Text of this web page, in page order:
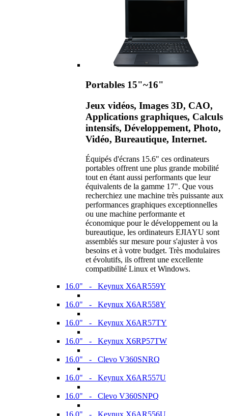
Portables 15"~16"
Jeux vidéos, Images 3D, CAO,
Applications graphiques, Calculs
intensifs, Développement, Photo,
Vidéo, Bureautique, Internet.
Équipés d'écrans 15.6" ces ordinateurs
portables offrent une plus grande mobilité
tout en étant aussi performants que leur
équivalents de la gamme 17". Que vous
recherchiez une machine très puissante aux
performances graphiques exceptionnelles
ou une machine performante et
économique pour le développement ou la
bureautique, les ordinateurs EJIAYU sont
assemblés sur mesure pour s'ajuster à vos
besoins et à votre budget. Très modulaires
et évolutifs, ils offrent une excellente
compatibilité Linux et Windows.
16.0" - Keynux X6AR559Y
16.0" - Keynux X6AR558Y
16.0" - Keynux X6AR57TY
16.0" - Keynux X6RP57TW
16.0" - Clevo V360SNRQ
16.0" - Keynux X6AR557U
16.0" - Clevo V360SNPQ
16.0" - Keynux X6AR556U